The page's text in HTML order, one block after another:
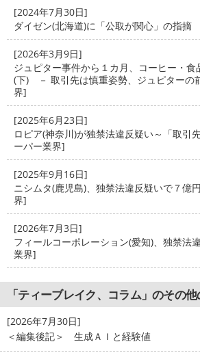
[2024年7月30日]
ダイゼン(北海道)に「公取が関心」の指
[2026年3月9日]
ジュピター事件から１カ月、コーヒー・食
(下) － 取引先は慎重姿勢、ジュピター
界]
[2025年6月23日]
ロピア(神奈川)が独禁法違反疑い～「取
ーパー業界]
[2025年9月16日]
ニシムタ(鹿児島)、独禁法違反疑いで７
界]
[2026年7月3日]
フィールコーポレーション(愛知)、独禁
業界]
「ティーブレイク、コラム」のその
[2026年7月30日]
＜編集後記＞ 生成ＡＩと経験値